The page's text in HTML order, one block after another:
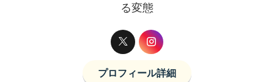
る変態
プロフィール詳細